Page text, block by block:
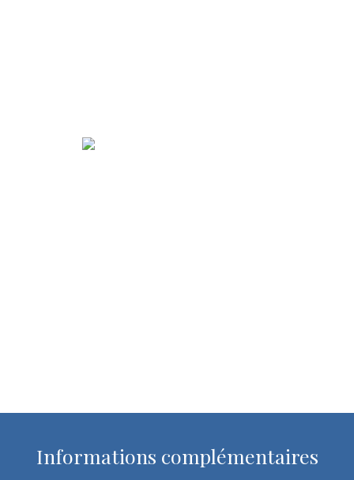
Informations complémentaires